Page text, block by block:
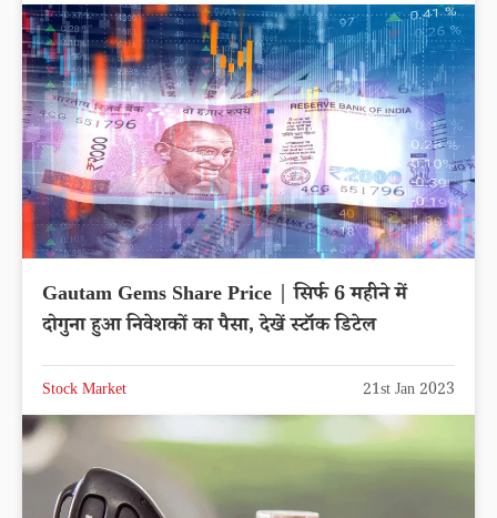
Gautam Gems Share Price | सिर्फ 6 महीने में
दोगुना हुआ निवेशकों का पैसा, देखें स्टॉक डिटेल
Stock Market 21st Jan 2023